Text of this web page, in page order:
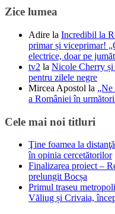
Zice lumea
Adire la Incredibil la
primar și viceprimar!
electrice, doar pe
tv2 la Nicole Cherry și
pentru zilele negre
Mircea Apostol la „Ne
a României în
Cele mai noi titluri
Ţine foamea la
în opinia cercetătorilor
Finalizarea proiect –
prelungit Bocșa
Primul traseu
Văliug și Crivaia,